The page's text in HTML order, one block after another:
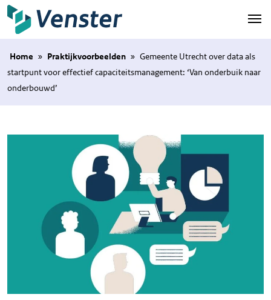
Naar hoofdinhoud
Home » Praktijkvoorbeelden » Gemeente Utrecht over data als
startpunt voor effectief capaciteitsmanagement: ‘Van onderbuik naar
onderbouwd’